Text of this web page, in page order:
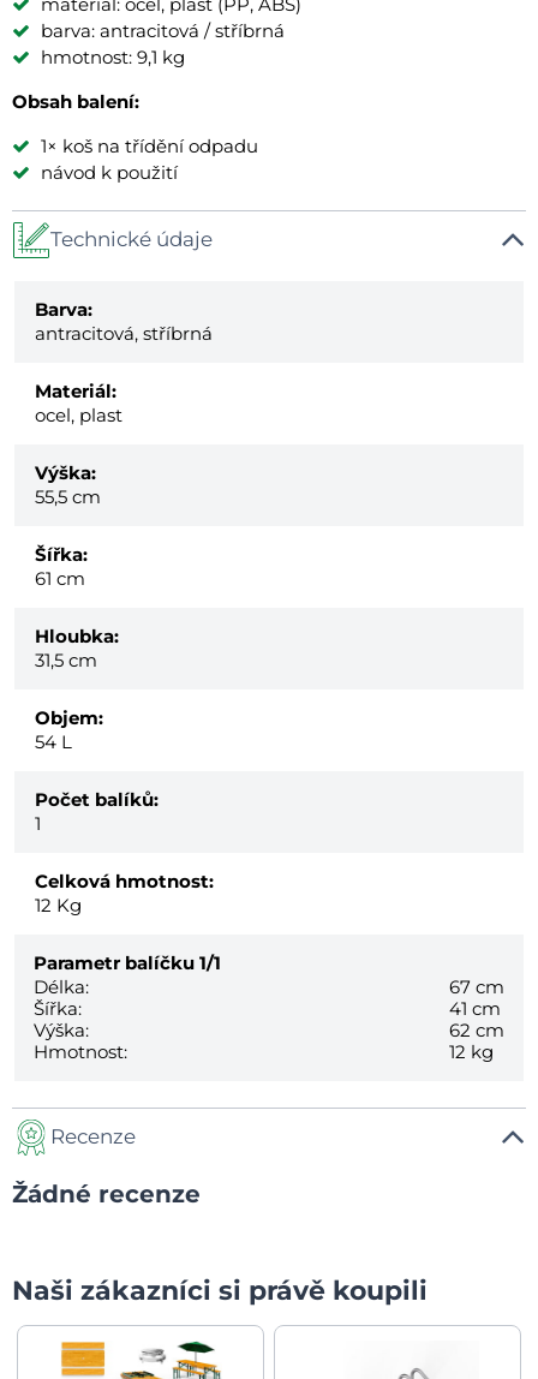
barva: antracitová / stříbrná
hmotnost: 9,1 kg
Obsah balení:
1× koš na třídění odpadu
návod k použití
Technické údaje
Barva:
antracitová, stříbrná
Materiál:
ocel, plast
Výška:
55,5 cm
Šířka:
61 cm
Hloubka:
31,5 cm
Objem:
54 L
Počet balíků:
1
Celková hmotnost:
12 Kg
Parametr balíčku 1/1
Délka:
67 cm
Šířka:
41 cm
Výška:
62 cm
Hmotnost:
12 kg
Recenze
Žádné recenze
Naši zákazníci si právě koupili